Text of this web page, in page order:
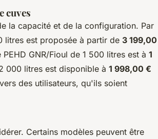
cuves
la capacité et de la configuration. Par
litres est proposée à partir de 3 199,00
GNR/Fioul de 1 500 litres est à 1
000 litres est disponible à 1 998,00 €
des utilisateurs, qu'ils soient
Certains modèles peuvent être